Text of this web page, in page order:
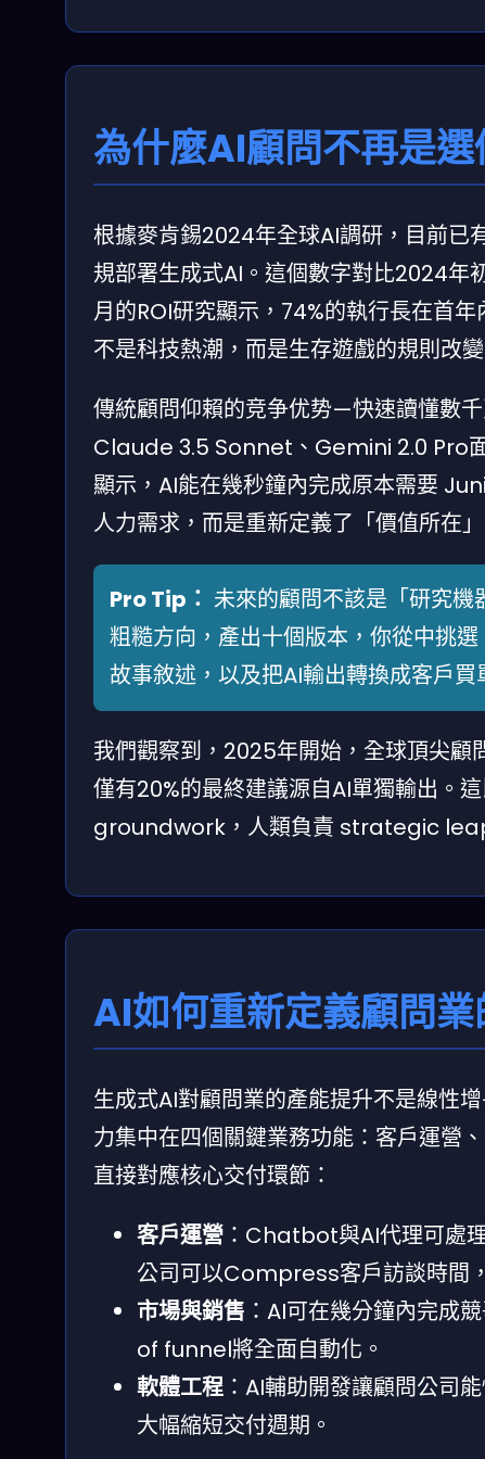
為什麼AI顧問不再是選
根據麥肯錫2024年全球AI調研，目前已
規部署生成式AI。這個數字對比2024
月的ROI研究顯示，74%的執行長在首
不是科技熱潮，而是生存遊戲的規則改變
傳統顧問仰賴的竞争优势—快速讀懂數
Claude 3.5 Sonnet、Gemini 2.0 Pro
顯示，AI能在幾秒鐘內完成原本需要
人力需求，而是重新定義了「價值所在」
Pro Tip： 未來的顧問不該是「研究
粗糙方向，產出十個版本，你從中挑
故事敘述，以及把AI輸出轉換成客戶買
我們觀察到，2025年開始，全球頂尖顧
僅有20%的最終建議源自AI單獨輸出。
groundwork，人類負責 strategic
AI如何重新定義顧問業
生成式AI對顧問業的產能提升不是線性
力集中在四個關鍵業務功能：客戶運營
直接對應核心交付環節：
客戶運營 ：Chatbot與AI代理可處
公司可以Compress客戶訪談時間
市場與銷售 ：AI可在幾分鐘內完成
of funnel將全面自動化。
軟體工程 ：AI輔助開發讓顧問公司
大幅縮短交付週期。